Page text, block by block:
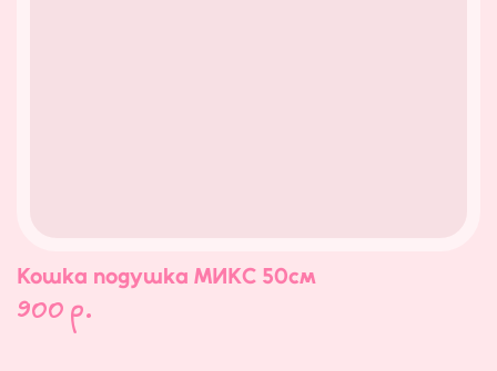
Кошка подушка МИКС 50см
900 р.